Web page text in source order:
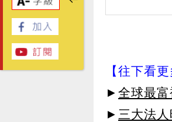
【往下看更
► 全球最
► 三大法